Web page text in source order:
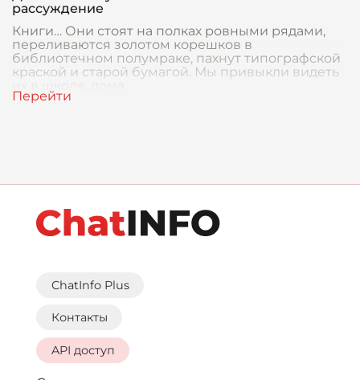
рассуждение
Книги… Они стоят на полках ровными рядами,
переливаются золотом корешков в
библиотечном полумраке, пахнут типографской
краской и старой бумагой. Мы привыкли видеть
ChatInfo Plus
Контакты
API доступ